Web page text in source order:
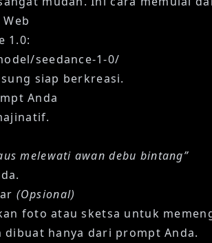
1.0:
seedance-1-0/
siap berkreasi.
Anda
melewati awan debu bintang”
(Opsional)
foto atau sketsa untuk
dibuat hanya dari prompt Anda.